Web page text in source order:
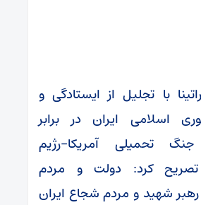
با تجلیل از ایستادگی و
اسلامی ایران در برابر
تحمیلی آمریکا-رژیم
تصریح کرد: دولت و مردم
شهید و مردم شجاع ایران